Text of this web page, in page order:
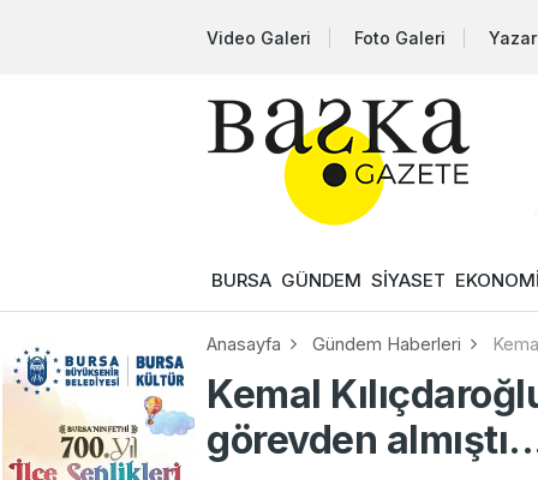
Video Galeri Foto Galeri
BURSA GÜNDEM SİYASET
Anasayfa Gündem Haberleri
Kemal
görevden